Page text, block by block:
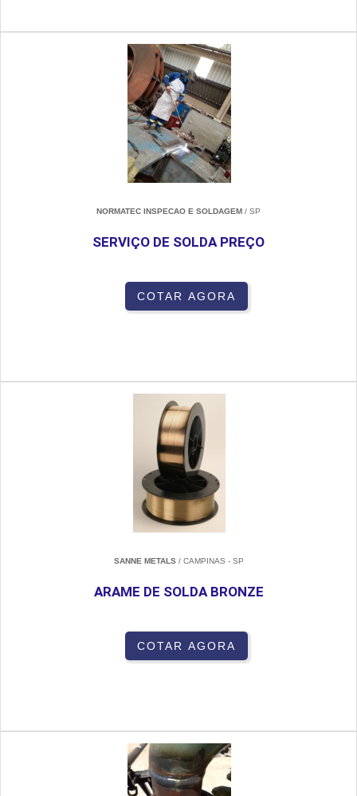
NORMATEC INSPECAO E SOLDAGEM / SP
SERVIÇO DE SOLDA PREÇO
COTAR AGORA
SANNE METALS/ CAMPINAS - SP
ARAME DE SOLDA BRONZE
COTAR AGORA